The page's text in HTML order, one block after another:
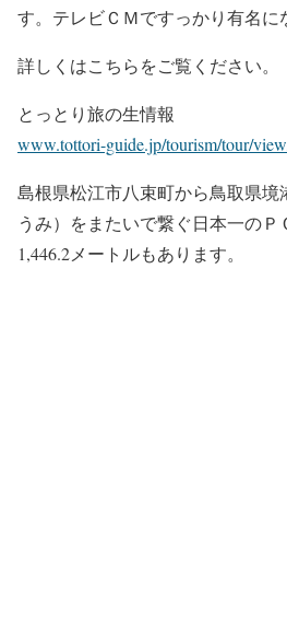
す。テレビＣＭですっかり有名に
詳しくはこちらをご覧ください。
とっとり旅の生情報
www.tottori-guide.jp/tourism/tour/
島根県松江市八束町から鳥取県
うみ）をまたいで繋ぐ日本一の
1,446.2メートルもあります。